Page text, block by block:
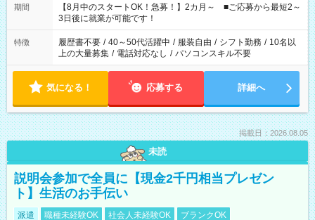
「できれば残業はしたくない」 など、ご希望を教えてください
ね。 ※Wワーク希望の方へ 今ご覧のお仕事で希望する勤務時間
と、もう1つのお仕事の勤務時間。 合計で週40時間を超える場
合は応募できません。
期間
【8月中のスタートOK！急募！】2カ月～ ■ご応募から最短2～
3日後に就業が可能です！
特徴 履歴書不要 / 40～50代活躍中 / 服装自由 / シフト勤務 / 10名以
上の大量募集 / 電話対応なし / パソコンスキル不要
気になる！ 応募する 詳細へ
掲載日：2026.08.05
未読
説明会参加で全員に【現金2千円相当プレゼン
ト】生活のお手伝い
派遣 職種未経験OK 社会人未経験OK
ブランクOK